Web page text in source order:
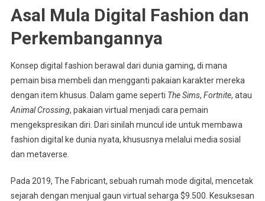
Asal Mula Digital Fashion dan
Perkembangannya
Konsep digital fashion berawal dari dunia gaming, di mana
pemain bisa membeli dan mengganti pakaian karakter mereka
dengan item khusus. Dalam game seperti The Sims, Fortnite, atau
Animal Crossing, pakaian virtual menjadi cara pemain
mengekspresikan diri. Dari sinilah muncul ide untuk membawa
fashion digital ke dunia nyata, khususnya melalui media sosial
dan metaverse.
Pada 2019, The Fabricant, sebuah rumah mode digital, mencetak
sejarah dengan menjual gaun virtual seharga $9.500. Kesuksesan